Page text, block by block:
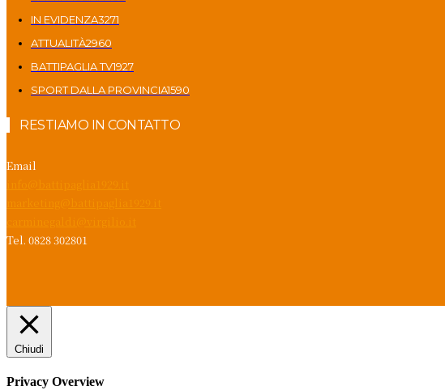
IN EVIDENZA3271
ATTUALITÀ2960
BATTIPAGLIA TV1927
SPORT DALLA PROVINCIA1590
RESTIAMO IN CONTATTO
Email
Tel. 0828 302801
Chiudi
Privacy Overview